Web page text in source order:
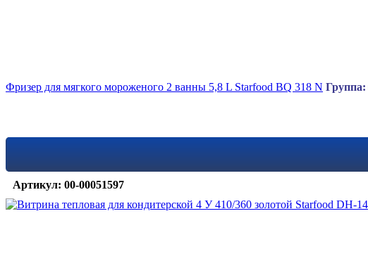
Фризер для мягкого мороженого 2 ванны 5,8 L Starfood BQ 318 N Группа:
Артикул: 00-00051597